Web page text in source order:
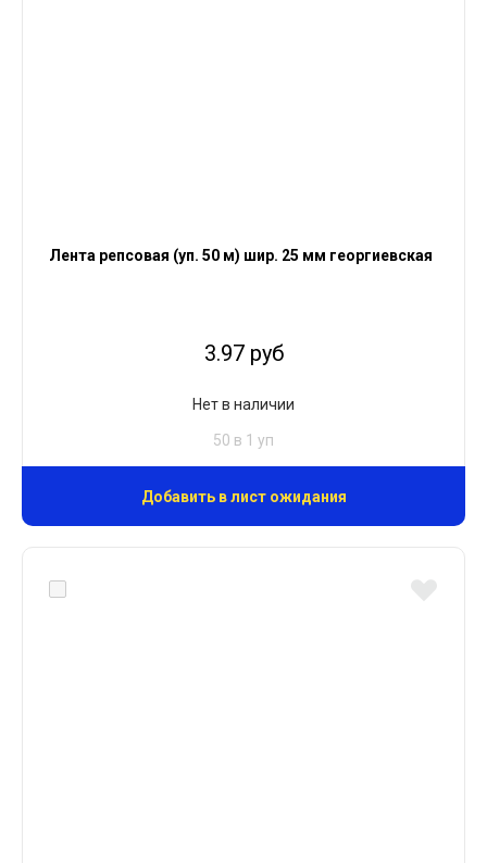
Лента репсовая (уп. 50 м) шир. 25 мм георгиевская
3.97 руб
Нет в наличии
50 в 1 уп
Добавить в лист ожидания